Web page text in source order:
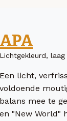
APA
Lichtgekleurd,
Een licht,
voldoende
balans mee te
en "New World"